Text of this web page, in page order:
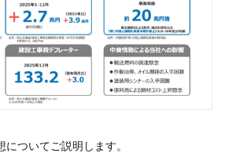
ついてご説明します。